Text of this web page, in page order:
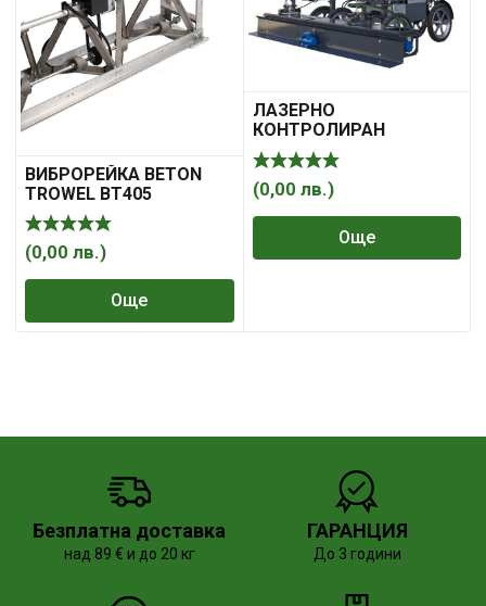
ВИБРОРЕЙКА BETON
TROWEL BT405
(0,00 лв.)
Още
ЛАЗEРНО
КОНТРОЛИРАН
МАСТАР ЗА БЕТОН
MINIPAV 2000
(0,00 лв.)
Още
Безплатна доставка
над 89 € и до 20 кг
ГАРАНЦИЯ
До 3 години